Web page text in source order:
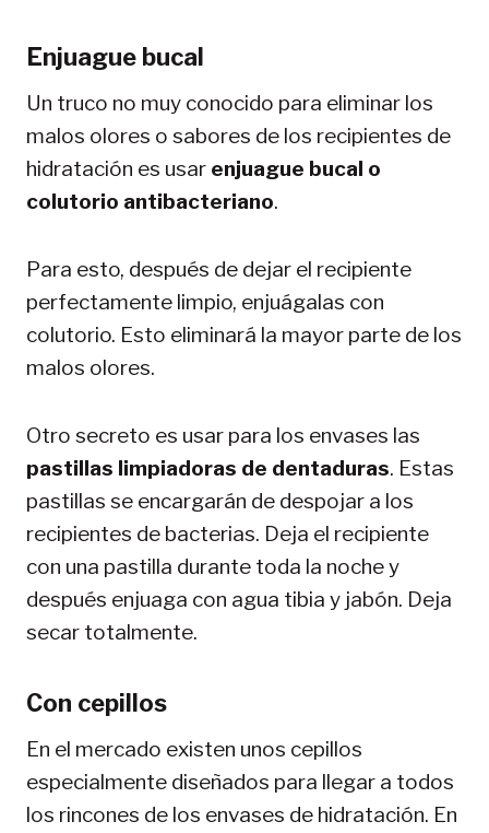
Enjuague bucal
Un truco no muy conocido para eliminar los
malos olores o sabores de los recipientes de
hidratación es usar enjuague bucal o
colutorio antibacteriano.
Para esto, después de dejar el recipiente
perfectamente limpio, enjuágalas con
colutorio. Esto eliminará la mayor parte de los
malos olores.
Otro secreto es usar para los envases las
pastillas limpiadoras de dentaduras. Estas
pastillas se encargarán de despojar a los
recipientes de bacterias. Deja el recipiente
con una pastilla durante toda la noche y
después enjuaga con agua tibia y jabón. Deja
secar totalmente.
Con cepillos
En el mercado existen unos cepillos
especialmente diseñados para llegar a todos
los rincones de los envases de hidratación. En